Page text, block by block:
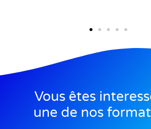
Vous êtes
une de nos